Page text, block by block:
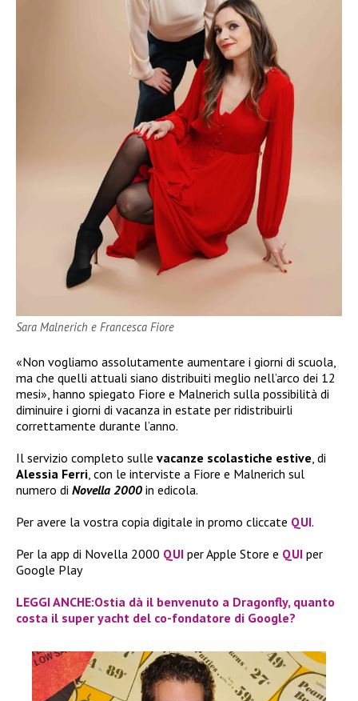
Sara Malnerich e Francesca Fiore
«Non vogliamo assolutamente aumentare i giorni di scuola,
ma che quelli attuali siano distribuiti meglio nell’arco dei 12
mesi», hanno spiegato Fiore e Malnerich sulla possibilità di
diminuire i giorni di vacanza in estate per ridistribuirli
correttamente durante l’anno.
Il servizio completo sulle vacanze scolastiche estive, di
Alessia Ferri, con le interviste a Fiore e Malnerich sul
numero di Novella 2000 in edicola.
Per avere la vostra copia digitale in promo cliccate QUI.
Per la app di Novella 2000 QUI per Apple Store e QUI per
Google Play
LEGGI ANCHE:Ostia dà il benvenuto a Dragonfly, quanto
costa il super yacht del co-fondatore di Google?